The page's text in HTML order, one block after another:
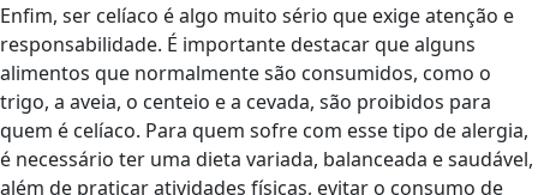
Enfim, ser celíaco é algo muito sério que exige atenção e
responsabilidade. É importante destacar que alguns
alimentos que normalmente são consumidos, como o
trigo, a aveia, o centeio e a cevada, são proibidos para
quem é celíaco. Para quem sofre com esse tipo de alergia,
é necessário ter uma dieta variada, balanceada e saudável,
além de praticar atividades físicas, evitar o consumo de